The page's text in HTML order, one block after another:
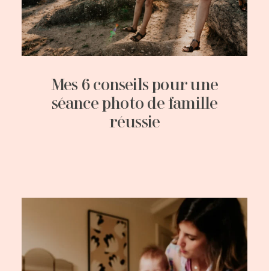
Mes 6 conseils pour une
séance photo de famille
réussie